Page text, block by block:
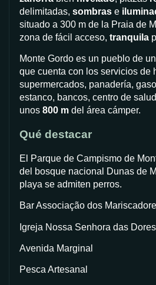
delimitadas, sombras e
situado a 300 m de la Praia de
zona de fácil acceso, tranquila
Monte Gordo es un pueblo de
que cuenta con los servicios de
supermercados, panadería,
estanco, bancos, centro de
unos 800 m del área cámper.
Qué destacar
El Parque de Campismo de
del bosque nacional Dunas de
playa se admiten perros.
Bar Associação dos
Igreja Nossa Senhora das Dores
Avenida Marginal
Pesca Artesanal